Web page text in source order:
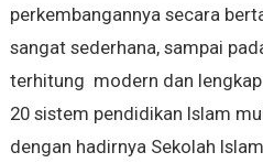
perkembangannya secara
sangat sederhana, sampai
terhitung modern dan
20 sistem pendidikan Islam
dengan hadirnya Sekolah